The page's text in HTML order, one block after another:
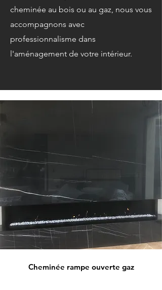
cheminée au bois ou au gaz, nous vous
accompagnons avec
professionnalisme dans
l'aménagement de votre intérieur.
Cheminée rampe ouverte gaz